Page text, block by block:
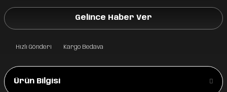
Gelince Haber Ver
Hızlı Gönderi Kargo Bedava
Ürün Bilgisi